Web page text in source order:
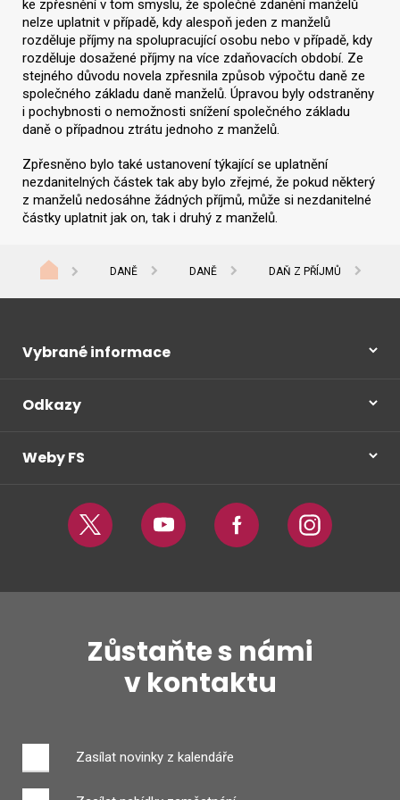
ke zpřesnění v tom smyslu, že společné zdanění manželů
nelze uplatnit v případě, kdy alespoň jeden z manželů
rozděluje příjmy na spolupracující osobu nebo v případě, kdy
rozděluje dosažené příjmy na více zdaňovacích období. Ze
stejného důvodu novela zpřesnila způsob výpočtu daně ze
společného základu daně manželů. Úpravou byly odstraněny
i pochybnosti o nemožnosti snížení společného základu
daně o případnou ztrátu jednoho z manželů.
Zpřesněno bylo také ustanovení týkající se uplatnění
nezdanitelných částek tak aby bylo zřejmé, že pokud některý
z manželů nedosáhne žádných příjmů, může si nezdanitelné
částky uplatnit jak on, tak i druhý z manželů.
DANĚ DANĚ DAŇ Z PŘÍJMŮ
Vybrané informace
Odkazy
Weby FS
Twitter Youtube Facebook Instagram
Zůstaňte s námi
v kontaktu
Zasílat novinky z kalendáře